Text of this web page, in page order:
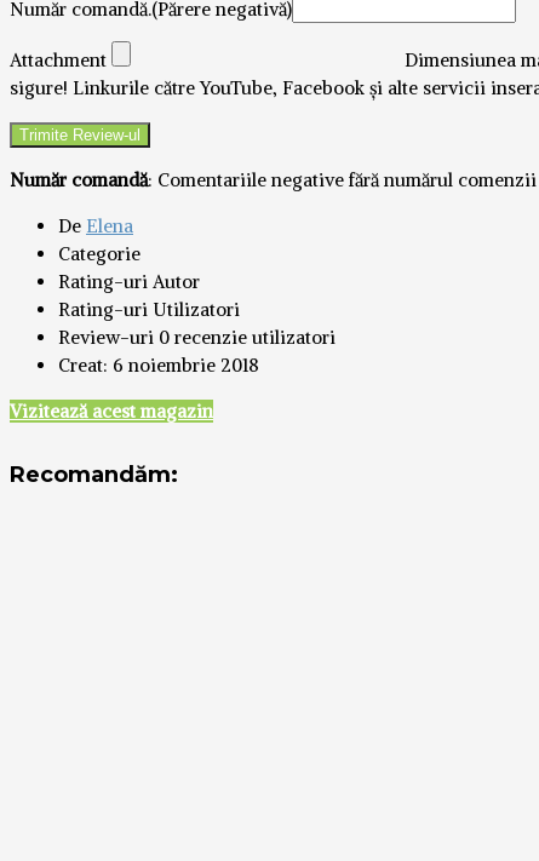
Număr comandă.(Părere negativă)
Attachment Dimensiunea
sigure! Linkurile către YouTube, Facebook și alte servicii
Număr comandă: Comentariile negative fără numărul
De Elena
Categorie
Rating-uri Autor
Rating-uri Utilizatori
Review-uri 0 recenzie utilizatori
Creat: 6 noiembrie 2018
Vizitează acest magazin
Recomandăm: